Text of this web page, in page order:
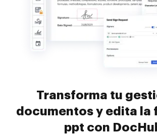
Transforma tu
documentos y edita la
ppt con